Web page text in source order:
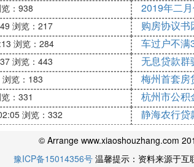
意以下问题。
的人，不具备完全的
为，但16周岁以上18周岁以下，以
：938 2019年二
浏览：217 购房协议书
浏览：284 车过户不满
浏览：443 无息贷款群
浏览：183 梅州首套房
：331 杭州市公积
浏览：332 静海农行贷
© Arrange www.xiaoshouzhang.com
豫ICP备15014356号温馨提示：资料来源于互